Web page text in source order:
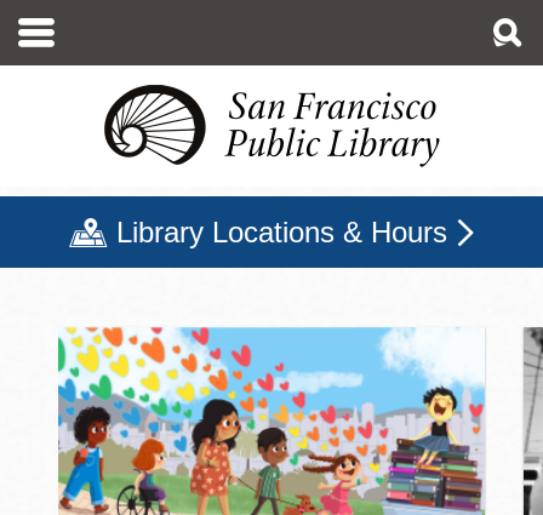
至
Library Locations & Hours
三藩市公立圖書館主頁